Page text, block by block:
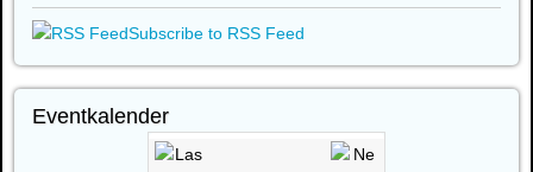
Subscribe to RSS Feed
Eventkalender